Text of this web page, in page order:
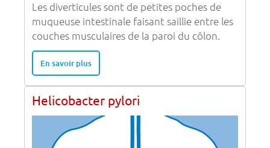
Les diverticules sont de petites poches de
muqueuse intestinale faisant saillie entre les
couches musculaires de la paroi du côlon.
En savoir plus
Helicobacter pylori